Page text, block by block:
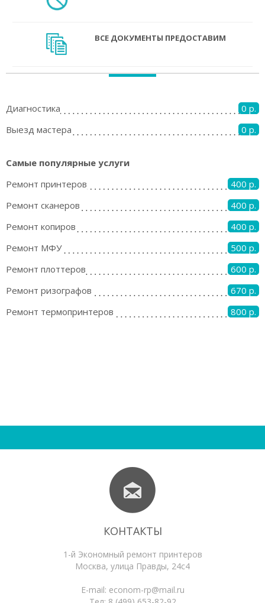
ВСЕ ДОКУМЕНТЫ ПРЕДОСТАВИМ
Диагностика
0 р.
Выезд мастера
0 р.
Самые популярные услуги
Ремонт принтеров
400 р.
Ремонт сканеров
400 р.
Ремонт копиров
400 р.
Ремонт МФУ
500 р.
Ремонт плоттеров
600 р.
Ремонт ризографов
670 р.
Ремонт термопринтеров
800 р.
КОНТАКТЫ
1-й Экономный ремонт принтеров
Москва, улица Правды, 24с4
E-mail: econom-rp@mail.ru